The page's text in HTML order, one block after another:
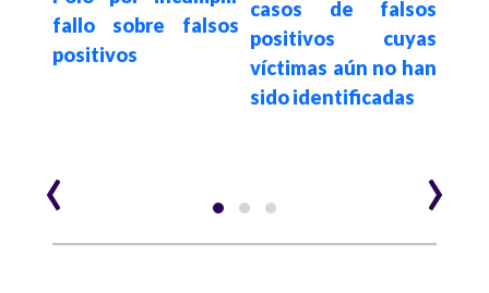
fallo sobre falsos
positivos
casos de falsos
positivos cuyas
víctimas aún no han
sido identificadas
‹ ›